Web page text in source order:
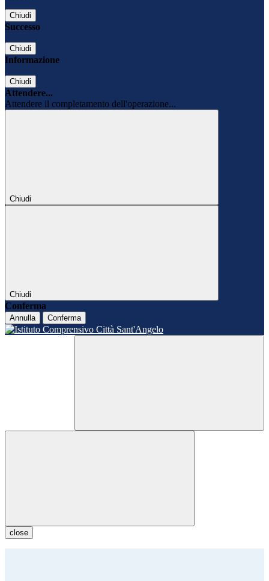
Chiudi
Successo
Chiudi
Informazione
Chiudi
Attendere...
Attendere il completamento dell'operazione...
Chiudi
Chiudi
Conferma
Annulla Conferma
close